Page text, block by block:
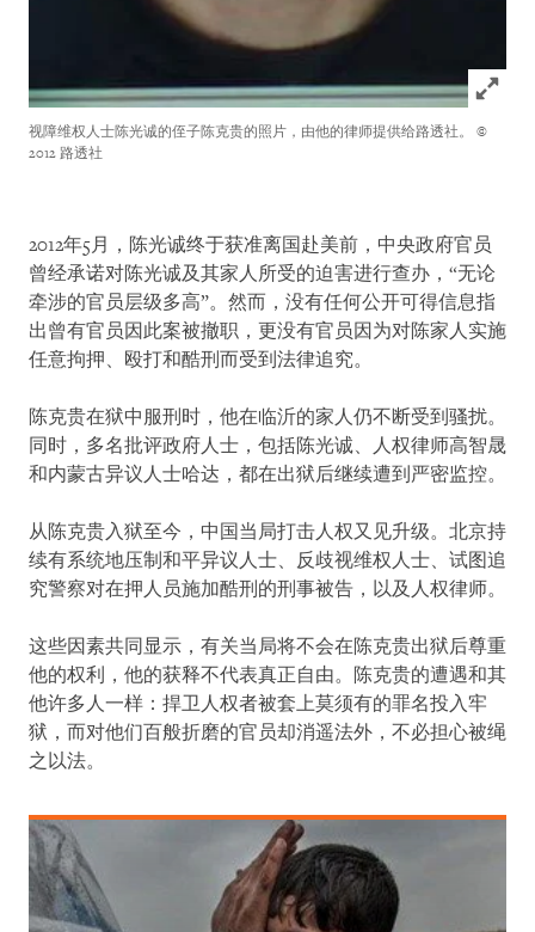
Click to
视障维权人士陈光诚的侄子陈克贵的照片，由他的律师提供给路透社。 ©
2012 路透社
2012年5月，陈光诚终于获准离国赴美前，中央政府官员
曾经承诺对陈光诚及其家人所受的迫害进行查办，“无论
牵涉的官员层级多高”。然而，没有任何公开可得信息指
出曾有官员因此案被撤职，更没有官员因为对陈家人实施
任意拘押、殴打和酷刑而受到法律追究。
陈克贵在狱中服刑时，他在临沂的家人仍不断受到骚扰。
同时，多名批评政府人士，包括陈光诚、人权律师高智晟
和内蒙古异议人士哈达，都在出狱后继续遭到严密监控。
从陈克贵入狱至今，中国当局打击人权又见升级。北京持
续有系统地压制和平异议人士、反歧视维权人士、试图追
究警察对在押人员施加酷刑的刑事被告，以及人权律师。
这些因素共同显示，有关当局将不会在陈克贵出狱后尊重
他的权利，他的获释不代表真正自由。陈克贵的遭遇和其
他许多人一样：捍卫人权者被套上莫须有的罪名投入牢
狱，而对他们百般折磨的官员却消遥法外，不必担心被绳
之以法。